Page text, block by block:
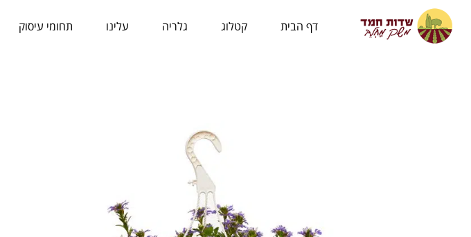
לתוכן
דף הבית קטלוג גלריה עלינו תחומי עיסוק